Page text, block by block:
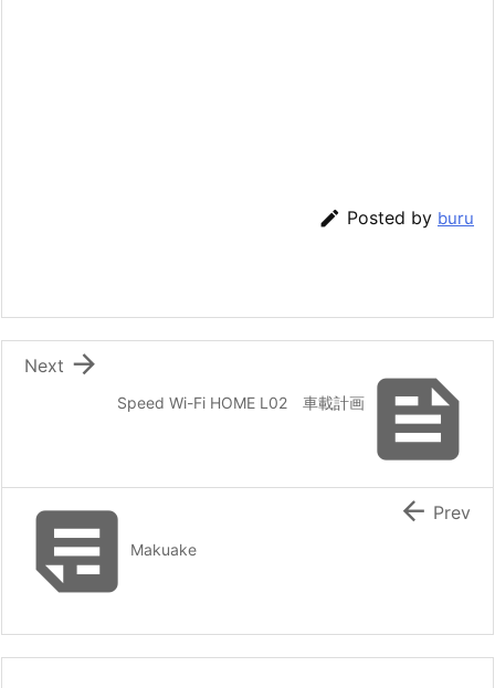
 Posted by buru

Speed Wi-Fi HOME L02 車載計画

Next
Makuake
 Prev